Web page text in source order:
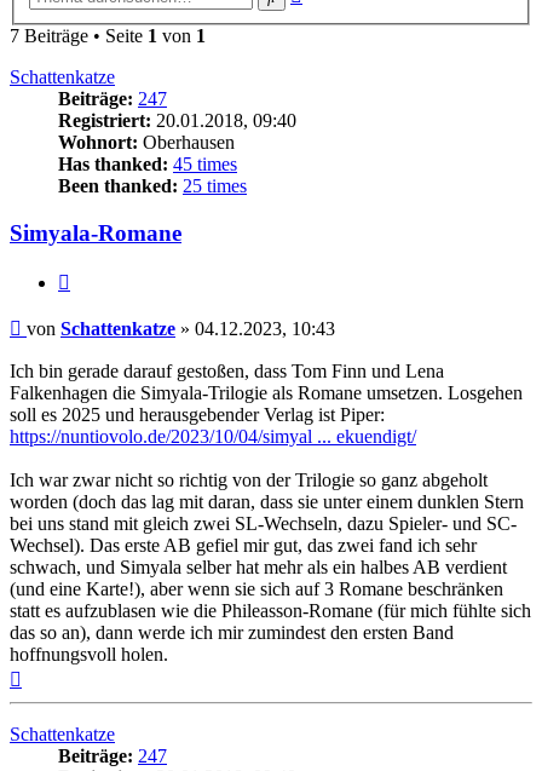
7 Beiträge • Seite 1 von 1
Schattenkatze
Beiträge: 247
Registriert: 20.01.2018, 09:40
Wohnort: Oberhausen
Has thanked: 45 times
Been thanked: 25 times
Simyala-Romane
Beitrag
von Schattenkatze » 04.12.2023, 10:43
Ich bin gerade darauf gestoßen, dass Tom Finn und Lena
Falkenhagen die Simyala-Trilogie als Romane umsetzen. Losgehen
soll es 2025 und herausgebender Verlag ist Piper:
https://nuntiovolo.de/2023/10/04/simyal ... ekuendigt/
Ich war zwar nicht so richtig von der Trilogie so ganz abgeholt
worden (doch das lag mit daran, dass sie unter einem dunklen Stern
bei uns stand mit gleich zwei SL-Wechseln, dazu Spieler- und SC-
Wechsel). Das erste AB gefiel mir gut, das zwei fand ich sehr
schwach, und Simyala selber hat mehr als ein halbes AB verdient
(und eine Karte!), aber wenn sie sich auf 3 Romane beschränken
statt es aufzublasen wie die Phileasson-Romane (für mich fühlte sich
das so an), dann werde ich mir zumindest den ersten Band
hoffnungsvoll holen.
Schattenkatze
Beiträge: 247